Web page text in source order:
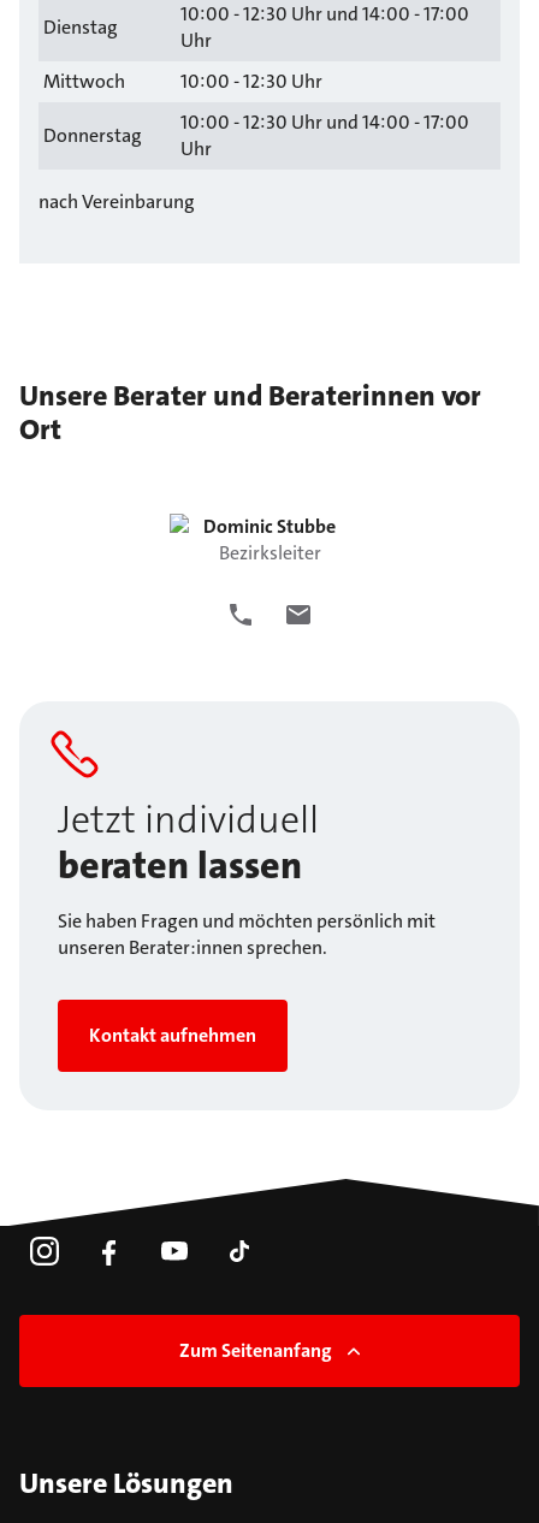
Dienstag
10:00 - 12:30 Uhr und 14:00 - 17:00
Uhr
Mittwoch
10:00 - 12:30 Uhr
Donnerstag
10:00 - 12:30 Uhr und 14:00 - 17:00
Uhr
nach Vereinbarung
Unsere Berater und Beraterinnen vor
Ort
DominicStubbe
Bezirksleiter
Jetzt individuell
beraten lassen
Sie haben Fragen und möchten persönlich mit
unseren Berater:innen sprechen.
Kontakt aufnehmen
Zum Seitenanfang
Unsere Lösungen